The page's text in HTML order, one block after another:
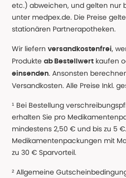
etc.) abweichen, und gelten nur
unter medpex.de. Die Preise
stationären Partnerapotheken.
Wir liefern versandkostenfrei,
Produkte ab Bestellwert kaufen
einsenden. Ansonsten
Versandkosten. Alle Preise Inkl.
¹ Bei Bestellung
erhalten Sie pro
mindestens 2,50 € und bis zu 5
Medikamentenpackungen mit
zu 30 € Sparvorteil.
² Allgemeine